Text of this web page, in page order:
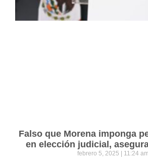
Falso que Morena imponga
en elección judicial,
febrero 5, 2025 11:24 am